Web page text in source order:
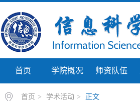
首页 学院概况 师资队伍
首页 > 学术活动 > 正文